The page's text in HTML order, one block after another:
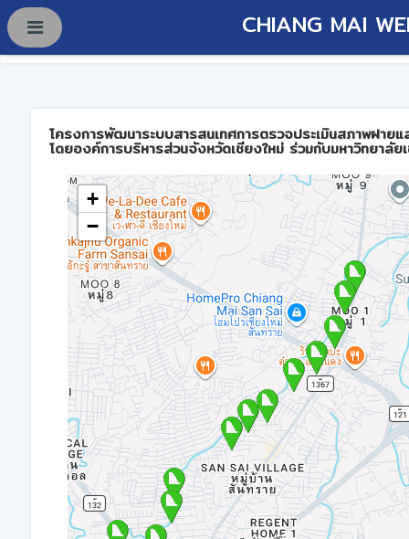
CHIANG MAI
โครงการพัฒนาระบบสารสนเทศการตรวจประเมินสภาพฝาย
โดยองค์การบริหารส่วนจังหวัดเชียงใหม่ ร่วมกับมหาวิทยาลัย
+
−